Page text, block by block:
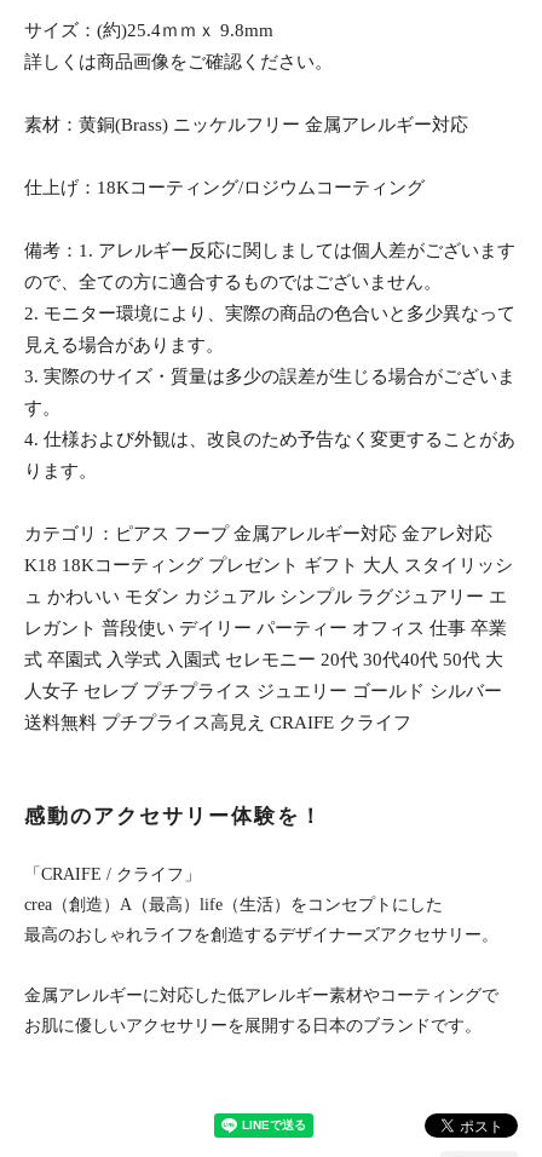
サイズ：(約)25.4ｍｍｘ 9.8mm
詳しくは商品画像をご確認ください。
素材：黄銅(Brass) ニッケルフリー 金属アレルギー対応
仕上げ：18Kコーティング/ロジウムコーティング
備考：1. アレルギー反応に関しましては個人差がございます
ので、全ての方に適合するものではございません。
2. モニター環境により、実際の商品の色合いと多少異なって
見える場合があります。
3. 実際のサイズ・質量は多少の誤差が生じる場合がございま
す。
4. 仕様および外観は、改良のため予告なく変更することがあ
ります。
カテゴリ：ピアス フープ 金属アレルギー対応 金アレ対応
K18 18Kコーティング プレゼント ギフト 大人 スタイリッシ
ュ かわいい モダン カジュアル シンプル ラグジュアリー エ
レガント 普段使い デイリー パーティー オフィス 仕事 卒業
式 卒園式 入学式 入園式 セレモニー 20代 30代40代 50代 大
人女子 セレブ プチプライス ジュエリー ゴールド シルバー
送料無料 プチプライス高見え CRAIFE クライフ
感動のアクセサリー体験を！
「CRAIFE / クライフ」
crea（創造）A（最高）life（生活）をコンセプトにした
最高のおしゃれライフを創造するデザイナーズアクセサリー。
金属アレルギーに対応した低アレルギー素材やコーティングで
お肌に優しいアクセサリーを展開する日本のブランドです。